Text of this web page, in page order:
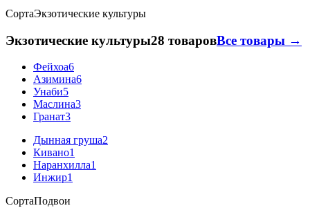
СортаЭкзотические культуры
Экзотические культуры28 товаровВсе товары →
Фейхоа6
Азимина6
Унаби5
Маслина3
Гранат3
Дынная груша2
Кивано1
Наранхилла1
Инжир1
СортаПодвои